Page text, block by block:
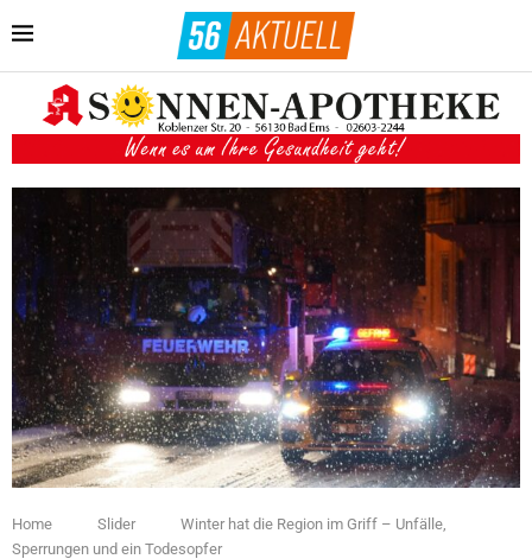
Home Slider
Winter hat die Region im Griff – Unfälle,
Sperrungen und ein Todesopfer